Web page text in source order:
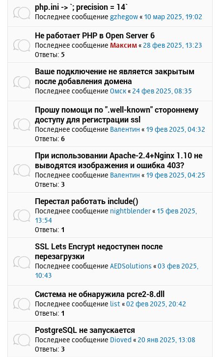
php.ini -> `; precision = 14`
Последнее сообщение gzhegow « 10 мар 2025, 19:02
Не работает PHP в Open Server 6
Последнее сообщение Максим « 28 фев 2025, 13:23
Ответы: 5
Ваше подключение не является закрытым
после добавления домена
Последнее сообщение Омск « 24 фев 2025, 08:35
Прошу помощи по ".well-known" стороннему
доступу для регистрации ssl
Последнее сообщение Валентин « 19 фев 2025, 04:32
Ответы: 6
При использовании Apache-2.4+Nginx 1.10 не
выводятся изображения и ошибка 403?
Последнее сообщение Валентин « 19 фев 2025, 04:25
Ответы: 3
Перестал работать include()
Последнее сообщение nightblender « 15 фев 2025,
13:54
Ответы: 1
SSL Lets Encrypt недоступен после
перезагрузки
Последнее сообщение AEDSolutions «03 фев 2025,
10:43
Система не обнаружила pcre2-8.dll
Последнее сообщение list «02 фев 2025, 20:42
Ответы: 1
PostgreSQL не запускается
Последнее сообщение Dioved « 20 янв 2025, 13:08
Ответы: 3